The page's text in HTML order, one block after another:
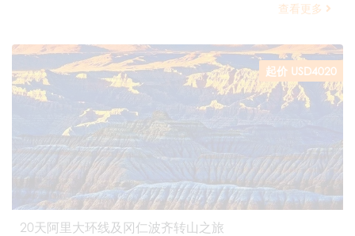
查看更多
起价 USD4020
20天阿里大环线及冈仁波齐转山之旅